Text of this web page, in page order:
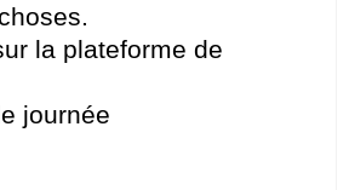
la plateforme de
journée